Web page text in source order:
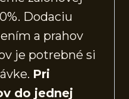
Dodaciu
a prahov
je potrebné si
Pri
do jednej